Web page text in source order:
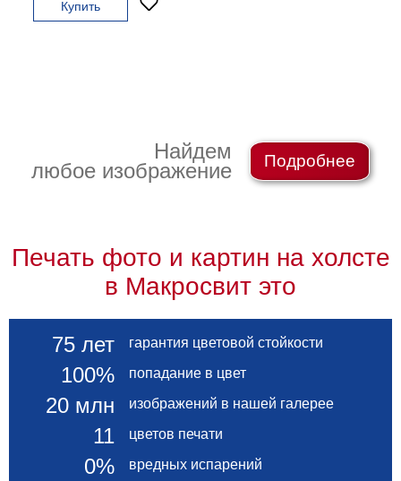
Картины
офис
Женщины
Импрессионизм
Купить
Найдем
любое изображение
Подробнее
Печать фото и картин на холсте
в Макросвит это
75 лет гарантия цветовой стойкости
100% попадание в цвет
20 млн изображений в нашей галерее
11 цветов печати
0% вредных испарений